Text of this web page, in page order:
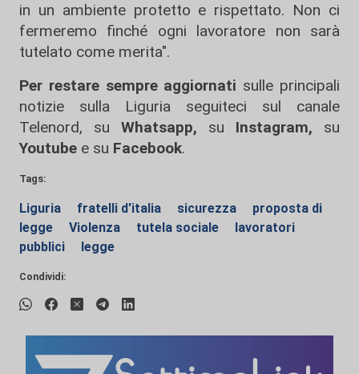
in un ambiente protetto e rispettato. Non ci
fermeremo finché ogni lavoratore non sarà
tutelato come merita".
Per restare sempre aggiornati sulle principali
notizie sulla Liguria seguiteci sul canale
Telenord, su
Whatsapp, su Instagram, su
Youtube e su Facebook.
Tags:
Liguria fratelli d'italia sicurezza
proposta di
legge
Violenza tutela sociale
lavoratori
pubblici
legge
Condividi: